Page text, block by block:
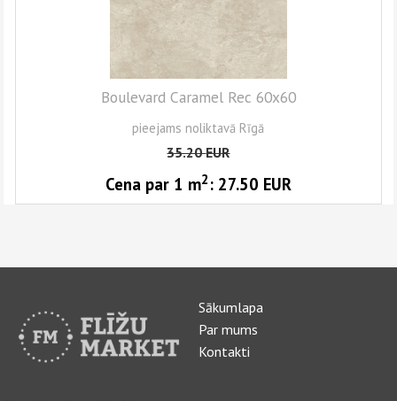
Boulevard Caramel Rec 60x60
pieejams noliktavā Rīgā
35.20EUR
Cena par 1 m2 : 27.50 EUR
Sākumlapa
Par mums
Kontakti